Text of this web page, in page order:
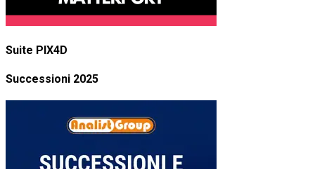
Suite PIX4D
Successioni 2025